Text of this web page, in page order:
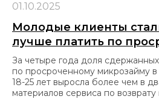
01.10.2025
Молодые клиенты
лучше платить по
За четыре года доля
по просроченному микрозайму в
18-25 лет выросла более чем в
материалов сервиса по